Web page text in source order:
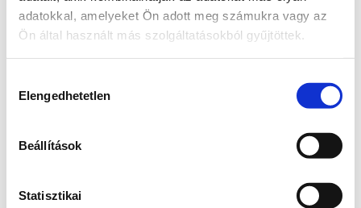
adatokkal, amelyeket Ön adott meg számukra vagy az
Ön által használt más szolgáltatásokból gyűjtöttek.
kiválasztása
Elengedhetetlen
Beállítások
Statisztikai
loadingwww.bicapp.hu
(see the browser console for more